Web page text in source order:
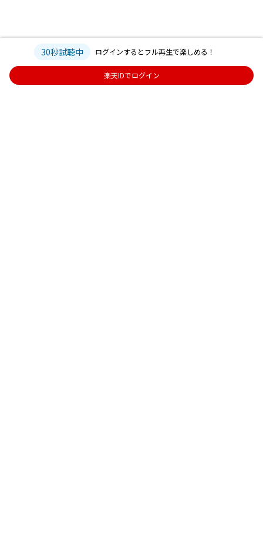
30秒試聴中 ログインするとフル再生で楽しめる！
楽天IDでログイン